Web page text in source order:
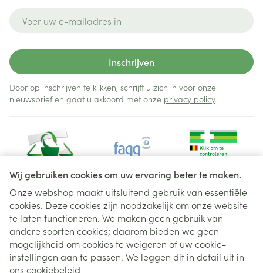
Wij gebruiken cookies om uw ervaring beter te maken.
Onze webshop maakt uitsluitend gebruik van essentiële
cookies. Deze cookies zijn noodzakelijk om onze website
te laten functioneren. We maken geen gebruik van
andere soorten cookies; daarom bieden we geen
mogelijkheid om cookies te weigeren of uw cookie-
instellingen aan te passen. We leggen dit in detail uit in
ons cookiebeleid
Inschrijven
Door op inschrijven te klikken, schrijft u zich in voor onze
nieuwsbrief en gaat u akkoord met onze privacy policy.
Juridische links